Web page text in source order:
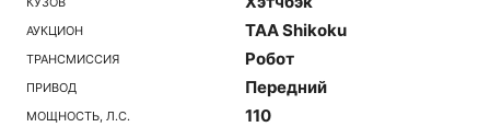
АУКЦИОН TAA Shikoku
ТРАНСМИССИЯ Робот
ПРИВОД Передний
МОЩНОСТЬ, Л.С. 110